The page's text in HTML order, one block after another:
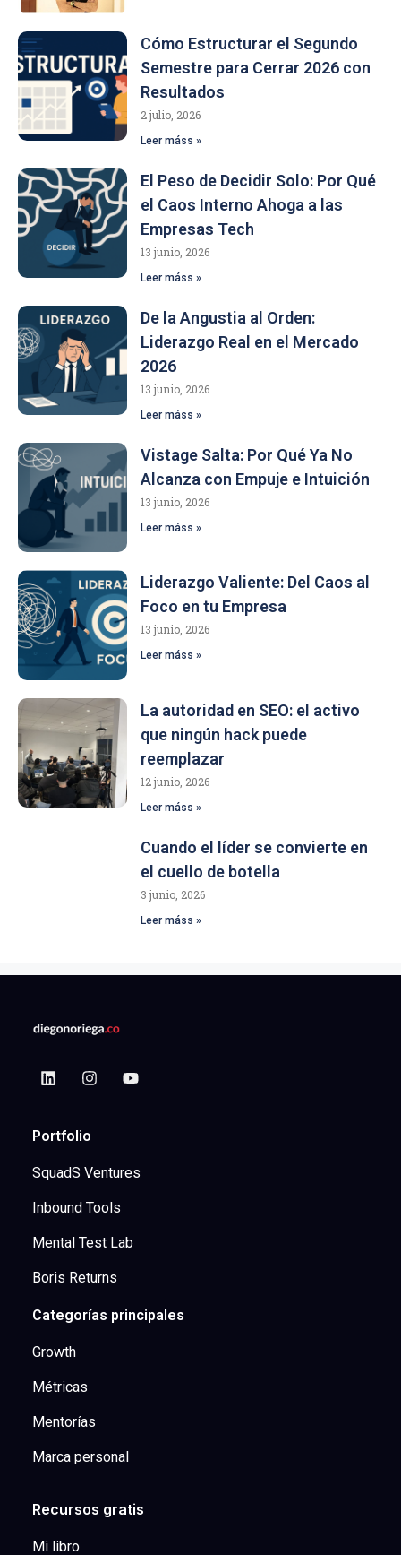
Cómo Estructurar el Segundo
Semestre para Cerrar 2026 con
Resultados
2 julio, 2026
Leer máss »
El Peso de Decidir Solo: Por Qué
el Caos Interno Ahoga a las
Empresas Tech
13 junio, 2026
Leer máss »
De la Angustia al Orden:
Liderazgo Real en el Mercado
2026
13 junio, 2026
Leer máss »
Vistage Salta: Por Qué Ya No
Alcanza con Empuje e Intuición
13 junio, 2026
Leer máss »
Liderazgo Valiente: Del Caos al
Foco en tu Empresa
13 junio, 2026
Leer máss »
La autoridad en SEO: el activo
que ningún hack puede
reemplazar
12 junio, 2026
Leer máss »
Cuando el líder se convierte en
el cuello de botella
3 junio, 2026
Leer máss »
Portfolio
SquadS Ventures
Inbound Tools
Mental Test Lab
Boris Returns
Categorías principales
Growth
Métricas
Mentorías
Marca personal
Recursos gratis
Mi libro